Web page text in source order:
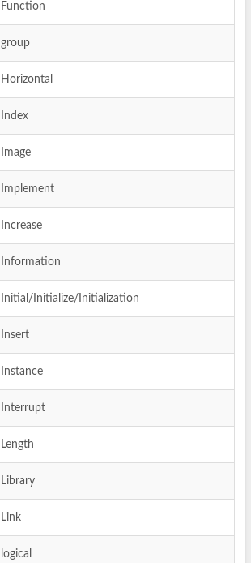
Function
group
Horizontal
Index
Image
Implement
Increase
Information
Initial/Initialize/Initialization
Insert
Instance
Interrupt
Length
Library
Link
logical